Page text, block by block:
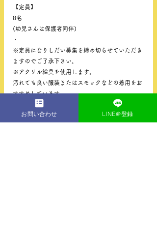
【定員】
8名
(幼児さんは保護者同伴)
・
※定員になりしだい募集を締め切らせていただき
ますのでご了承下さい。
※アクリル絵具を使用します。
汚れても良い服装またはスモックなどの着用をお
すすめしています。
------------------------------------
お問い合わせ LINE＠登録